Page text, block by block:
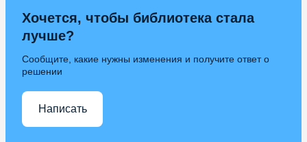
Хочется, чтобы библиотека стала
лучше?
Сообщите, какие нужны изменения и получите ответ о
решении
Написать